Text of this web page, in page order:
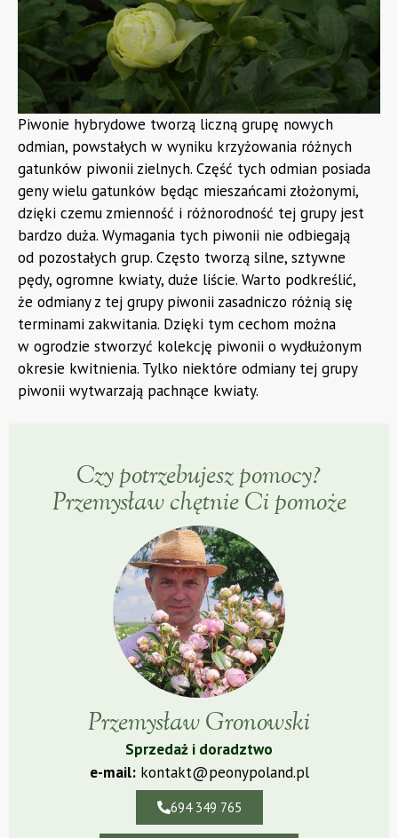
Sklep z podporami
Piwonie hybrydowe tworzą liczną grupę nowych
odmian, powstałych w wyniku krzyżowania różnych
gatunków piwonii zielnych. Część tych odmian posiada
geny wielu gatunków będąc mieszańcami złożonymi,
dzięki czemu zmienność i różnorodność tej grupy jest
bardzo duża. Wymagania tych piwonii nie odbiegają
od pozostałych grup. Często tworzą silne, sztywne
pędy, ogromne kwiaty, duże liście. Warto podkreślić,
że odmiany z tej grupy piwonii zasadniczo różnią się
terminami zakwitania. Dzięki tym cechom można
w ogrodzie stworzyć kolekcję piwonii o wydłużonym
okresie kwitnienia. Tylko niektóre odmiany tej grupy
piwonii wytwarzają pachnące kwiaty.
Czy potrzebujesz pomocy?
Przemysław chętnie Ci pomoże
Przemysław Gronowski
Sprzedaż i doradztwo
e-mail:kontakt@peonypoland.pl
694 349 765